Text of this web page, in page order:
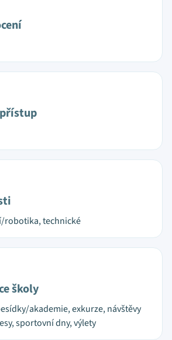
robotika, technické
školy
akademie, exkurze, návštěvy
sportovní dny, výlety